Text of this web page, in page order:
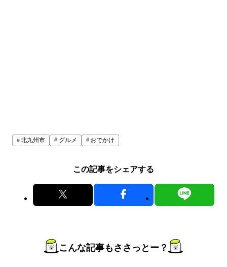
北九州市 グルメ おでかけ
この記事をシェアする
こんな記事もささっとー？